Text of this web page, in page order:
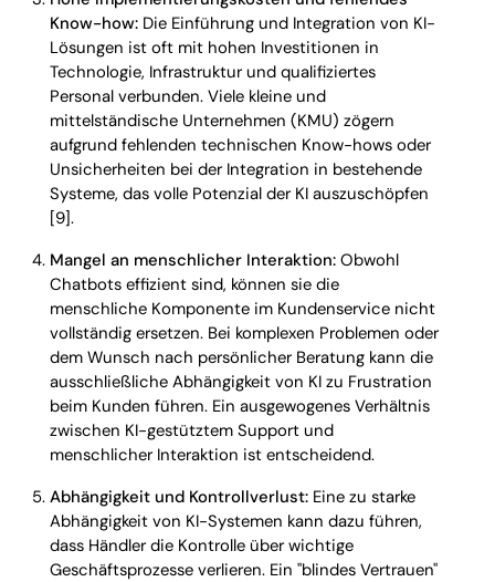
Know-how:Die Einführung und Integration von KI-
Lösungen ist oft mit hohen Investitionen in
Technologie, Infrastruktur und qualifiziertes
Personal verbunden. Viele kleine und
mittelständische Unternehmen (KMU) zögern
aufgrund fehlenden technischen Know-hows oder
Unsicherheiten bei der Integration in bestehende
Systeme, das volle Potenzial der KI auszuschöpfen
[9].
Mangel an menschlicher Interaktion:Obwohl
Chatbots effizient sind, können sie die
menschliche Komponente im Kundenservice nicht
vollständig ersetzen. Bei komplexen Problemen oder
dem Wunsch nach persönlicher Beratung kann die
ausschließliche Abhängigkeit von KI zu Frustration
beim Kunden führen. Ein ausgewogenes Verhältnis
zwischen KI-gestütztem Support und
menschlicher Interaktion ist entscheidend.
Abhängigkeit und Kontrollverlust:Eine zu starke
Abhängigkeit von KI-Systemen kann dazu führen,
dass Händler die Kontrolle über wichtige
Geschäftsprozesse verlieren. Ein "blindes Vertrauen"